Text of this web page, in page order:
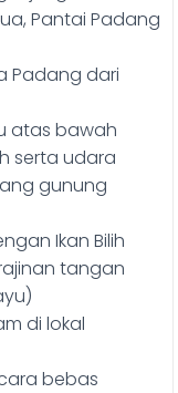
Pantai Padang
Padang dari
atas bawah
serta udara
gunung
Ikan Bilih
tangan
di lokal
bebas